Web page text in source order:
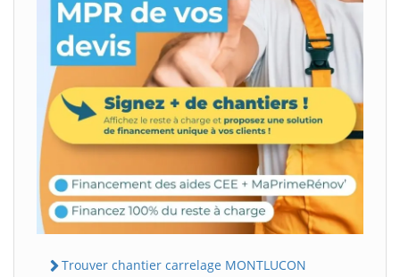
Trouver chantier carrelage MONTLUCON